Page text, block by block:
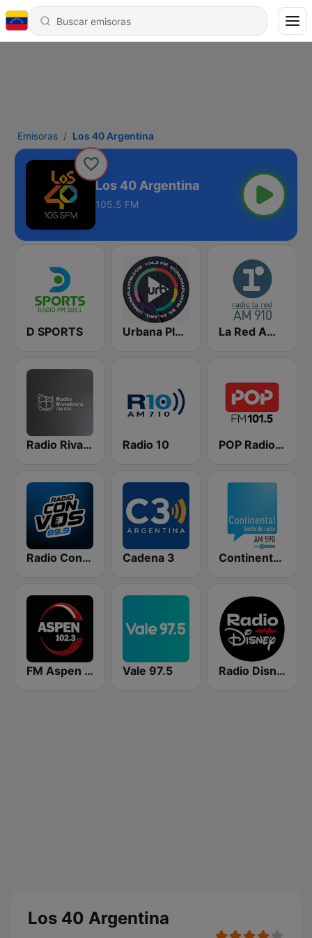
Emisoras Los 40 Argentina
Los 40 Argentina
105.5 FM
D SPORTS Urbana Play 104.3 FM La Red AM 910
Radio Rivadavia 630 AM Radio 10 POP Radio 101.5
Radio Con Vos 89.9 Cadena 3 Continental 590 AM
FM Aspen 102.3 Vale 97.5 Radio Disney Latinoamérica
Los 40 Argentina